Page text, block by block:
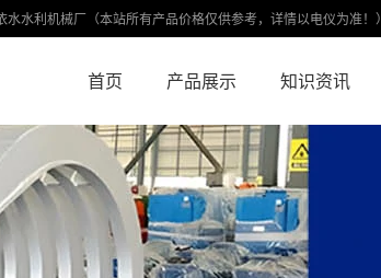
水利机械厂（本站所有产品价格仅供参考，详情以电仪为准！）
首页 产品展示 知识资讯